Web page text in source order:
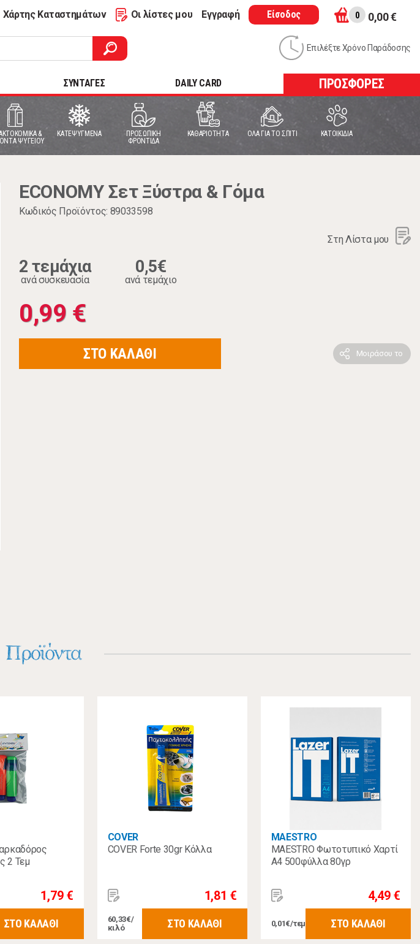
Χάρτης Καταστημάτων Οι λίστες μου Εγγραφή Είσοδος 0 0,00 €
Επιλέξτε Χρόνο Παράδοσης
ΣΥΝΤΑΓΕΣ DAILY CARD ΠΡΟΣΦΟΡΕΣ
&
ΨΥΓΕΙΟΥ
ΚΑΤΕΨΥΓΜΕΝΑ
ΠΡΟΣΩΠΙΚΗ
ΦΡΟΝΤΙΔΑ
ΚΑΘΑΡΙΟΤΗΤΑ ΟΛΑ ΓΙΑ ΤΟ ΣΠΙΤΙ ΚΑΤΟΙΚΙΔΙΑ
ECONOMY Σετ Ξύστρα & Γόμα
Κωδικός Προϊόντος: 89033598
Στη Λίστα μου
2 τεμάχια
ανά συσκευασία
0,5€
ανά τεμάχιο
0,99 €
ΣΤΟ ΚΑΛΑΘΙ Μοιράσου το
Προϊόντα
2 Τεμ
1,79 €
ΣΤΟ ΚΑΛΑΘΙ
COVER
COVER Forte 30gr Κόλλα
1,81 €
60,33€/
κιλό
ΣΤΟ ΚΑΛΑΘΙ
MAESTRO
MAESTRO Φωτοτυπικό Χαρτί
Α4 500φύλλα 80γρ
4,49 €
0,01€/τεμ ΣΤΟ ΚΑΛΑΘΙ